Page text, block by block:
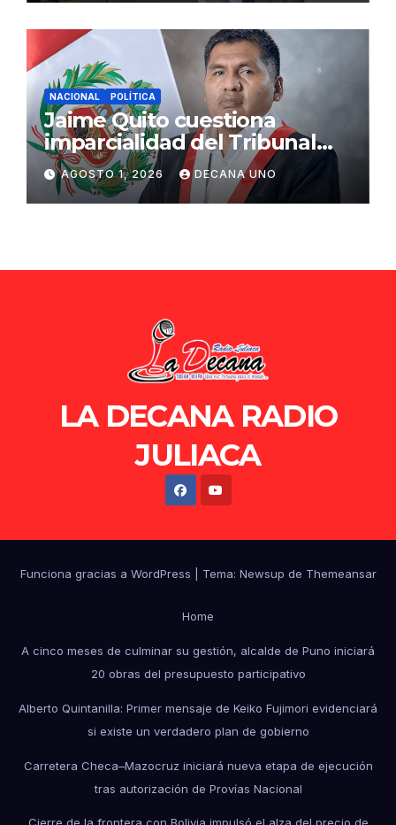
NACIONAL POLÍTICA
Jaime Quito cuestiona
imparcialidad del Tribunal
Constitucional tras liberación
de Ollanta Humala
AGOSTO 1, 2026 DECANA UNO
LA DECANA RADIO
JULIACA
Funciona gracias a WordPress Tema: Newsup de Themeansar
Home
A cinco meses de culminar su gestión, alcalde de Puno iniciará
20 obras del presupuesto participativo
Alberto Quintanilla: Primer mensaje de Keiko Fujimori evidenciará
si existe un verdadero plan de gobierno
Carretera Checa–Mazocruz iniciará nueva etapa de ejecución
tras autorización de Provías Nacional